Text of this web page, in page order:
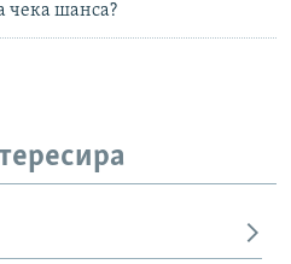
чека шанса?